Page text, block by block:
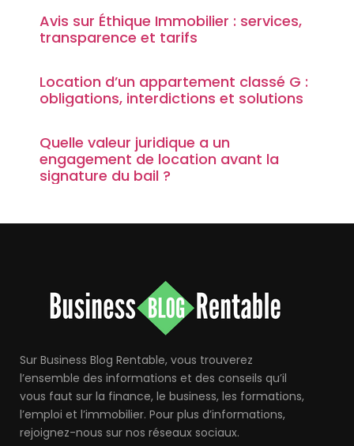
Avis sur Éthique Immobilier : services,
transparence et tarifs
Location d’un appartement classé G :
obligations, interdictions et solutions
Quelle valeur juridique a un
engagement de location avant la
signature du bail ?
Sur Business Blog Rentable, vous trouverez
l’ensemble des informations et des conseils qu’il
vous faut sur la finance, le business, les formations,
l’emploi et l’immobilier. Pour plus d’informations,
rejoignez-nous sur nos réseaux sociaux.